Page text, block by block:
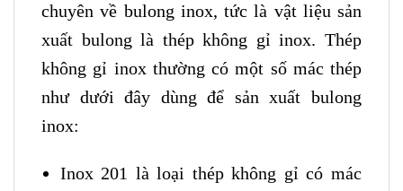
chuyên về bulong inox, tức là vật liệu sản
xuất bulong là thép không gỉ inox. Thép
không gỉ inox thường có một số mác thép
như dưới đây dùng để sản xuất bulong
inox:
Inox 201 là loại thép không gỉ có mác